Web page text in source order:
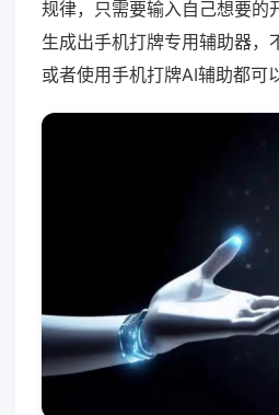
规律，只需要输入自己想要的
生成出手机打牌专用辅助器，
或者使用手机打牌AI辅助都可